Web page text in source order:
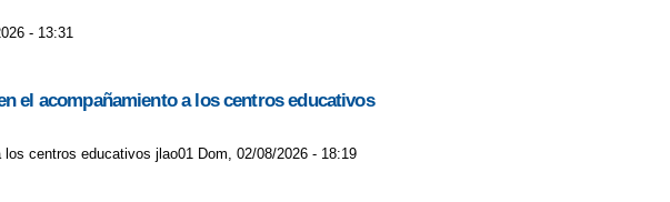
- 13:31
el acompañamiento a los centros educativos
centros educativos jlao01 Dom, 02/08/2026 - 18:19